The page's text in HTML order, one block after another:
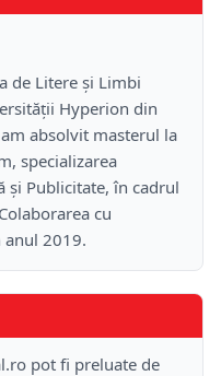
de Litere și Limbi
Hyperion din
absolvit masterul la
specializarea
și Publicitate, în cadrul
cu
anul 2019.
pot fi preluate de